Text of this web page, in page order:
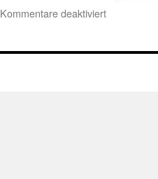
Kommentare deaktiviertfür